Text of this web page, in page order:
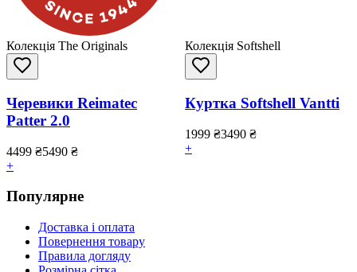
Колекція The Originals
Черевики Reimatec
Patter 2.0
4499 ₴5490 ₴
+
Колекція Softshell
Куртка Softshell Vantti
1999 ₴3490 ₴
+
Популярне
Доставка і оплата
Повернення товару
Правила догляду